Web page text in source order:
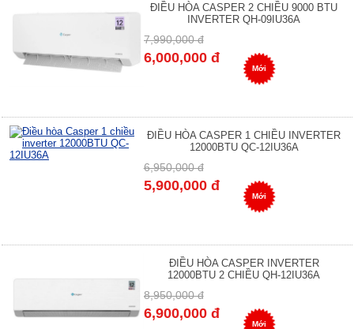
ĐIỀU HÒA CASPER 2 CHIỀU 9000 BTU
INVERTER QH-09IU36A
7,990,000 đ
6,000,000 đ
Mới
ĐIỀU HÒA CASPER 1 CHIỀU INVERTER
12000BTU QC-12IU36A
6,950,000 đ
5,900,000 đ
Mới
ĐIỀU HÒA CASPER INVERTER
12000BTU 2 CHIỀU QH-12IU36A
8,950,000 đ
6,900,000 đ
Mới